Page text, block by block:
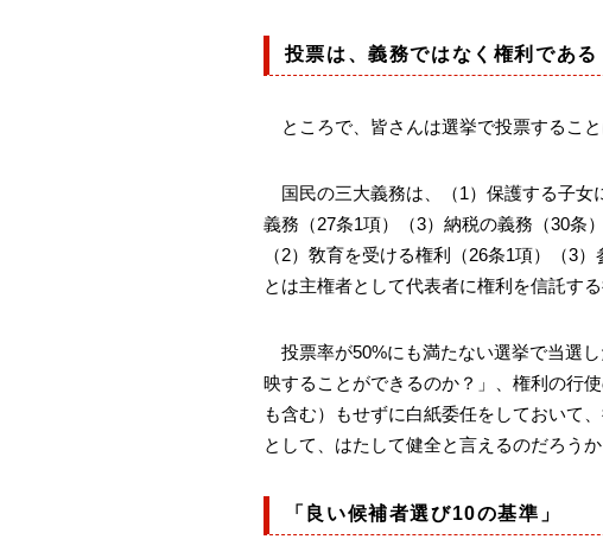
投票は、義務ではなく権利である
ところで、皆さんは選挙で投票するこ
国民の三大義務は、（1）保護する子女
義務（27条1項）（3）納税の義務（30条
（2）敎育を受ける権利（26条1項）（3
とは主権者として代表者に権利を信託する
投票率が50%にも満たない選挙で当選
映することができるのか？」、権利の行
も含む）もせずに白紙委任をしておいて
として、はたして健全と言えるのだろうか
「良い候補者選び10の基準」